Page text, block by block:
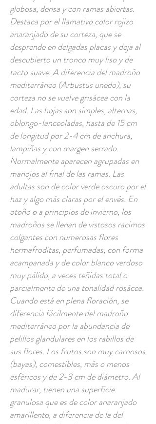
globosa, densa y con ramas abiertas.
Destaca por el llamativo color rojizo
anaranjado de su corteza, que se
desprende en delgadas placas y deja al
descubierto un tronco muy liso y de
tacto suave. A diferencia del madroño
mediterráneo (Arbustus unedo), su
corteza no se vuelve grisácea con la
edad. Las hojas son simples, alternas,
oblongo-lanceoladas, hasta de 15 cm
de longitud por 2-4 cm de anchura,
lampiñas y con margen serrado.
Normalmente aparecen agrupadas en
manojos al final de las ramas. Las
adultas son de color verde oscuro por el
haz y algo más claras por el envés. En
otoño o a principios de invierno, los
madroños se llenan de vistosos racimos
colgantes con numerosas flores
hermafroditas, perfumadas, con forma
acampanada y de color blanco verdoso
muy pálido, a veces teñidas total o
parcialmente de una tonalidad rosácea.
Cuando está en plena floración, se
diferencia fácilmente del madroño
mediterráneo por la abundancia de
pelillos glandulares en los rabillos de
sus flores. Los frutos son muy carnosos
(bayas), comestibles, más o menos
esféricos y de 2-3 cm de diámetro. Al
madurar, tienen una superficie
granulosa que es de color anaranjado
amarillento, a diferencia de la del